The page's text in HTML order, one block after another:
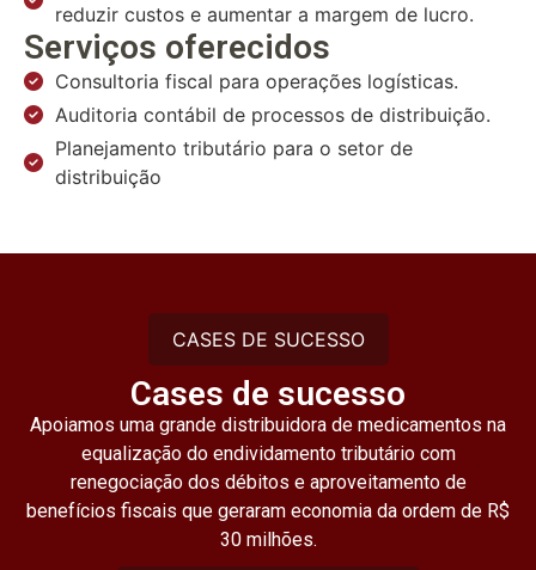
reduzir custos e aumentar a margem de lucro.
Serviços oferecidos
Consultoria fiscal para operações logísticas.
Auditoria contábil de processos de distribuição.
Planejamento tributário para o setor de
distribuição
CASES DE SUCESSO
Cases de sucesso
Apoiamos uma grande distribuidora de medicamentos na
equalização do endividamento tributário com
renegociação dos débitos e aproveitamento de
benefícios fiscais que geraram economia da ordem de R$
30 milhões.